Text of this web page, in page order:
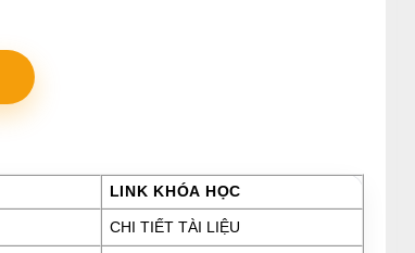
LINK KHÓA HỌC
CHI TIẾT TÀI LIỆU